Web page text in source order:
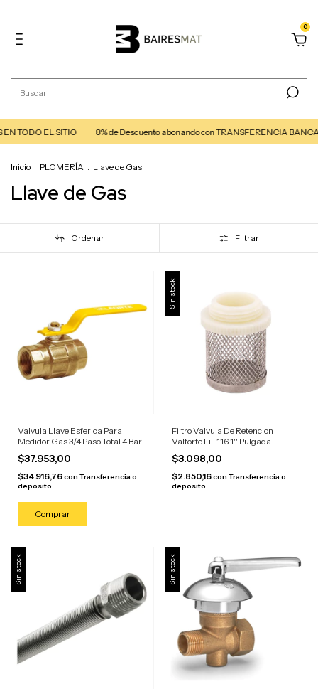
0
TODO EL SITIO 8% de Descuento abonando con TRANSFERENCIA
Inicio . PLOMERÍA . Llave de Gas
Llave de Gas
Ordenar Filtrar
Valvula Llave Esferica Para
Medidor Gas 3/4 Paso Total 4 Bar
$37.953,00
$34.916,76con Transferencia o
depósito
Sin stock
Filtro Valvula De Retencion
Valforte Fill 116 1'' Pulgada
$3.098,00
$2.850,16con Transferencia o
depósito
Sin stock Sin stock